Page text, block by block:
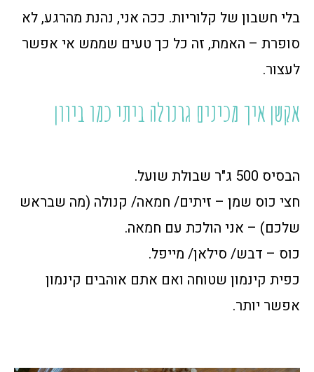
בלי חשבון של קלוריות. ככה אני, נהנת מהרגע, לא
סופרת – האמת, זה כל כך טעים שממש אי אפשר
לעצור.
אקשן איך מכינים גרנולה ביתי כמו ביוון
הבסיס 500 ג"ר שבולת שועל.
חצי כוס שמן – זיתים/ חמאה/ קנולה (מה שבראש
שלכם) – אני הולכת עם חמאה.
כוס – דבש/ סילאן/ מייפל.
כפית קינמון שטוחה ואם אתם אוהבים קינמון
אפשר יותר.